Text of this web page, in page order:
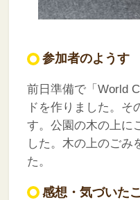
参加者のようす
前日準備で「World
ドを作りました。
す。公園の木の上に
した。木の上のごみ
た。
感想・気づいた